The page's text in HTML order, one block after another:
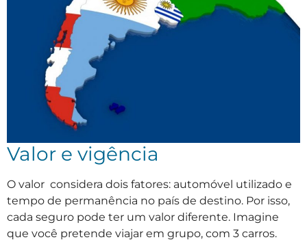
Valor e vigência
O valor considera dois fatores: automóvel utilizado e
tempo de permanência no país de destino. Por isso,
cada seguro pode ter um valor diferente. Imagine
que você pretende viajar em grupo, com 3 carros.